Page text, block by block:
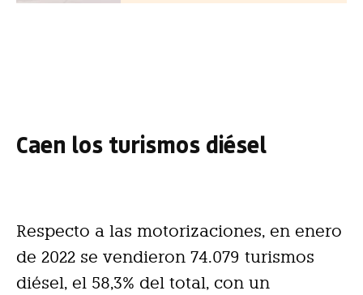
Caen los turismos diésel
Respecto a las motorizaciones, en enero
de 2022 se vendieron 74.079 turismos
diésel, el 58,3% del total, con un